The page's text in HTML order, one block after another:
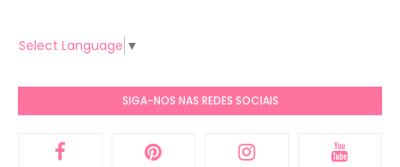
Select Language ▼
SIGA-NOS NAS REDES SOCIAIS